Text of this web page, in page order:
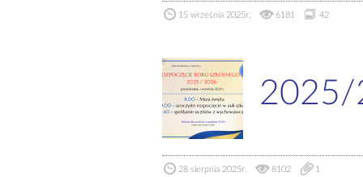
15 września 2025r. 6181 42
2025/
28 sierpnia 2025r. 8102 1